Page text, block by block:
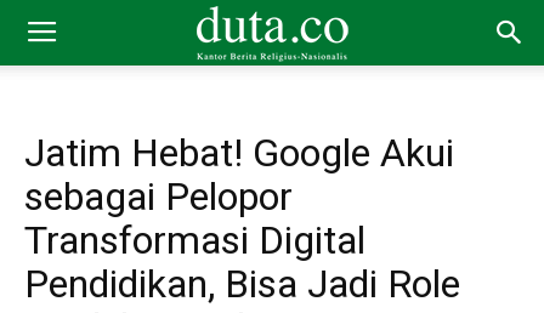
Jatim Hebat! Google Akui
sebagai Pelopor
Transformasi Digital
Pendidikan, Bisa Jadi Role